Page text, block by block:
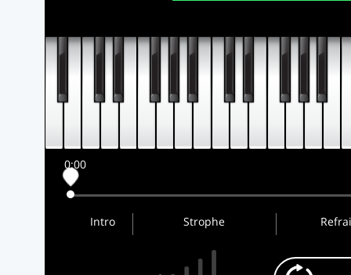
0:00
Intro Strophe